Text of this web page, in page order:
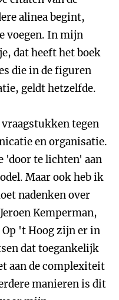
alinea begint,
voegen. In mijn
dat heeft het boek
die in de figuren
geldt hetzelfde.
tegen
en organisatie.
'door te lichten' aan
Maar ook heb ik
nadenken over
Kemperman,
Op 't Hoog zijn er in
dat toegankelijk
aan de complexiteit
manieren is dit